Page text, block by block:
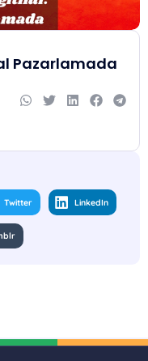
Pazarlamada
Twitter LinkedIn